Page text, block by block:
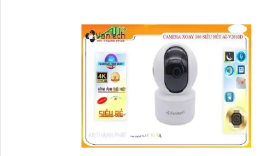
30m, đàm thoại 2 chiều chân thực
và lưu trữ thoải mái với khe cắm thẻ
nhớ lên tới 512GB